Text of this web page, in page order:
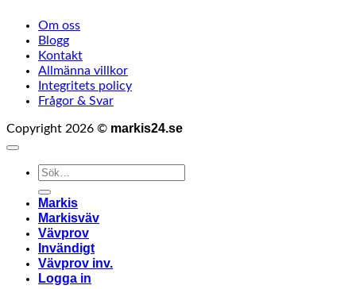
Om oss
Blogg
Kontakt
Allmänna villkor
Integritets policy
Frågor & Svar
Copyright 2026 © markis24.se
Sök
Markis
Markisväv
Vävprov
Invändigt
Vävprov inv.
Logga in